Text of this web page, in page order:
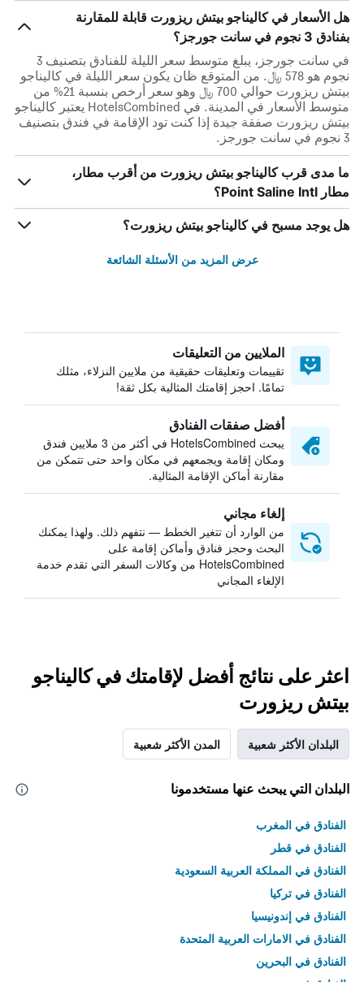
هل الأسعار في كاليناجو بيتش ريزورت قابلة للمقارنة
بفنادق 3 نجوم في سانت جورجز؟
في سانت جورجز، يبلغ متوسط ​​سعر الليلة للفنادق بتصنيف 3
نجوم هو 578 ﷼. من المتوقع ظان يكون سعر الليلة في كاليناجو
بيتش ريزورت حوالي 700 ﷼ وهو سعر أرخص بنسبة 21% من
متوسط الأسعار في المدينة. في HotelsCombined يعتبر كاليناجو
بيتش ريزورت صفقة جيدة إذا كنت تود الإقامة في فندق بتصنيف
3 نجوم في سانت جورجز.
ما مدى قرب كاليناجو بيتش ريزورت من أقرب مطار،
مطار Point Saline Intl؟
هل يوجد مسبح في كاليناجو بيتش ريزورت؟
عرض المزيد من الأسئلة الشائعة
الملايين من التعليقات
تقييمات وتعليقات حقيقية من ملايين النزلاء، مثلك
تمامًا. احجز إقامتك المثالية بكل ثقة!
أفضل صفقات الفنادق
يبحث HotelsCombined في أكثر من 3 ملايين فندق
ومكان إقامة ويجمعهم في مكان واحد حتى تتمكن من
مقارنة أماكن الإقامة المثالية.
إلغاء مجاني
من الوارد أن تتغير الخطط — نتفهم ذلك. ولهذا يمكنك
البحث وحجز فنادق وأماكن إقامة على
HotelsCombined من وكالات السفر التي تقدم خدمة
الإلغاء المجاني
اعثر على نتائج أفضل لإقامتك في كاليناجو
بيتش ريزورت
البلدان الأكثر شعبية المدن الأكثر شعبية
البلدان التي يبحث عنها مستخدمونا
الفنادق في المغرب
الفنادق في قطر
الفنادق في المملكة العربية السعودية
الفنادق في تركيا
الفنادق في إندونيسيا
الفنادق في الامارات العربية المتحدة
الفنادق في البحرين